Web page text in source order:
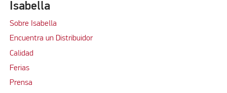
Isabella
Sobre Isabella
Encuentra un Distribuidor
Calidad
Ferias
Prensa